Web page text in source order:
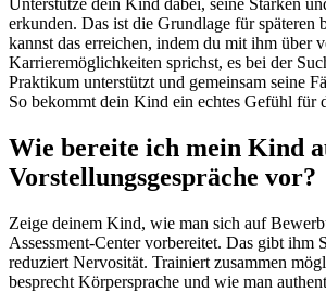
Unterstütze dein Kind dabei, seine Stärken
erkunden. Das ist die Grundlage für
kannst das erreichen, indem du mit ihm über
Karrieremöglichkeiten sprichst, es bei der
Praktikum unterstützt und gemeinsam seine
So bekommt dein Kind ein echtes Gefühl für
Wie bereite ich mein Kind
Vorstellungsgespräche vor?
Zeige deinem Kind, wie man sich auf
Assessment-Center vorbereitet. Das gibt ihm
reduziert Nervosität. Trainiert zusammen
besprecht Körpersprache und wie man